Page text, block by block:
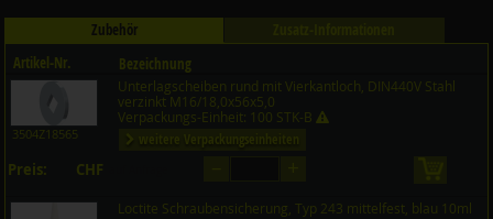
Zubehör
Artikel-Nr.
Bezeichnung
Menge
3504Z18565
Unterlagscheiben rund mit Vierkantloch, DIN440V Stahl
verzinkt M16/18,0x56x5,0
Verpackungs-Einheit: 100 STK-B
weitere Verpackungseinheiten
Preis: CHF
Loctite Schraubensicherung, Typ 243 mittelfest, blau 10ml